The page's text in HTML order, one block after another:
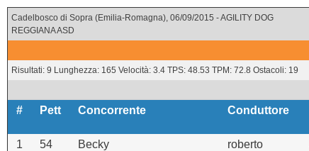
Cadelbosco di Sopra (Emilia-Romagna), 06/09/2015 - AGILITY DOG
REGGIANA ASD
Risultati: 9 Lunghezza: 165 Velocità: 3.4 TPS: 48.53 TPM: 72.8 Ostacoli: 19
# Pett Concorrente Conduttore
1 54 Becky
roberto